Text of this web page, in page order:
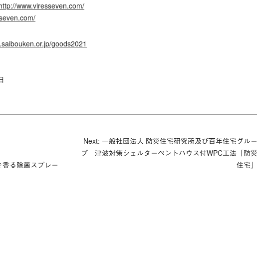
www.viresseven.com/
goods2021
る除菌スプレー
Next: 一般社団法人 防災住宅研究所及び百年住宅グルー
プ 津波対策シェルターペントハウス付WPC工法「防災
住宅」